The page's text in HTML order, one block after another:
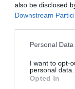
also be disclosed
Downstream
Please note that
not limited to your
grant or deny
use your data for
Personal
I want to opt-
personal data.
Opted In